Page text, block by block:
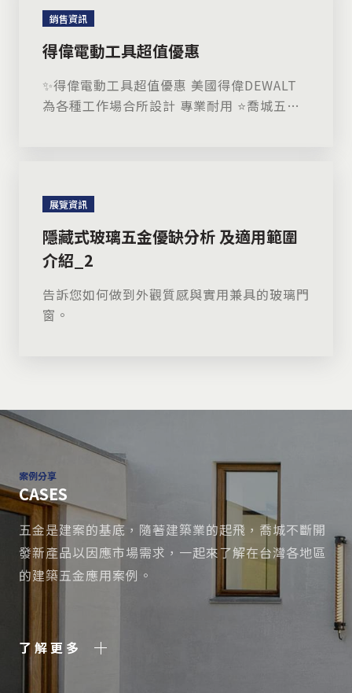
銷售資訊
得偉電動工具超值優惠
✨得偉電動工具超值優惠 美國得偉DEWALT
為各種工作場合所設計 專業耐用 ⭐️喬城五金
官方Line:
https://line.me/R/ti/p/@259chgcn #喬城
五金 #得偉 #電動工具 #砂輪機 #電鎚鑽 #起
子機 #離電池 #充電器 #DEWALT
展覽資訊
隱藏式玻璃五金優缺分析 及適用範圍
介紹_2
告訴您如何做到外觀質感與實用兼具的玻璃門
窗。
案例分享
CASES
五金是建案的基底，隨著建築業的起飛，喬城不斷開
發新產品以因應市場需求，一起來了解在台灣各地區
的建築五金應用案例。
了解更多